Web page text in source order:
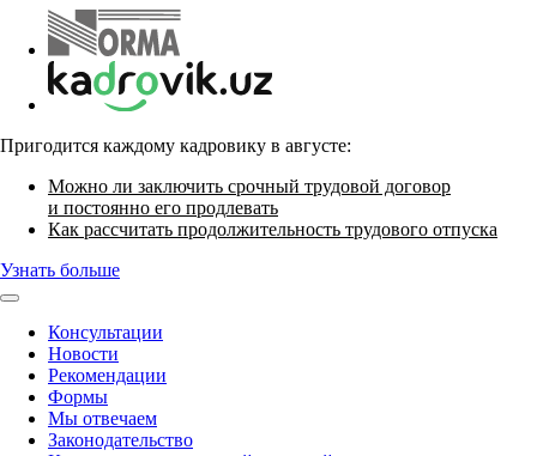
Пригодится каждому кадровику в августе:
Можно ли заключить срочный трудовой договор
и постоянно его продлевать
Как рассчитать продолжительность трудового отпуска
Узнать больше
Консультации
Новости
Рекомендации
Формы
Мы отвечаем
Законодательство